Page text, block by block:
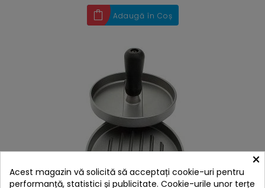
Adaugă în Coș
×
Acest magazin vă solicită să acceptați cookie-uri pentru
performanță, statistici și publicitate. Cookie-urile unor terțe